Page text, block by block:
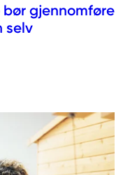
gjennomføre
selv